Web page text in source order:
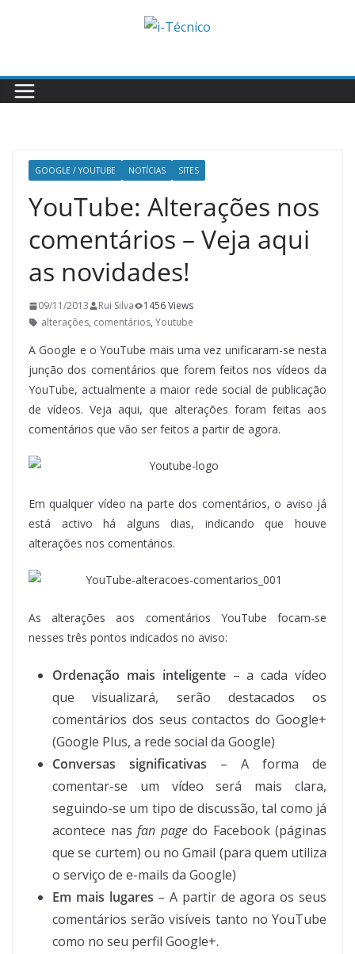
GOOGLE / YOUTUBE NOTÍCIAS SITES
YouTube: Alterações nos
comentários – Veja aqui
as novidades!
09/11/2013 Rui Silva
1456 Views
alterações, comentários, Youtube
A Google e o YouTube mais uma vez unificaram-se nesta
junção dos comentários que forem feitos nos vídeos da
YouTube, actualmente a maior rede social de publicação
de vídeos. Veja aqui, que alterações foram feitas aos
comentários que vão ser feitos a partir de agora.
Em qualquer vídeo na parte dos comentários, o aviso já
está activo há alguns dias, indicando que houve
alterações nos comentários.
As alterações aos comentários YouTube focam-se
nesses três pontos indicados no aviso:
Ordenação mais inteligente– a cada vídeo
que visualizará, serão destacados os
comentários dos seus contactos do Google+
(Google Plus, a rede social da Google)
Conversas significativas – A forma de
comentar-se um vídeo será mais clara,
seguindo-se um tipo de discussão, tal como já
acontece nas fan pagedo Facebook (páginas
que se curtem) ou no Gmail (para quem utiliza
o serviço de e-mails da Google)
Em mais lugares – A partir de agora os seus
comentários serão visíveis tanto no YouTube
como no seu perfil Google+.